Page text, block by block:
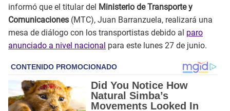
informó que el titular del Ministerio de Transporte y
Comunicaciones (MTC), Juan Barranzuela, realizará una
mesa de diálogo con los transportistas debido al paro
anunciado a nivel nacional para este lunes 27 de junio.